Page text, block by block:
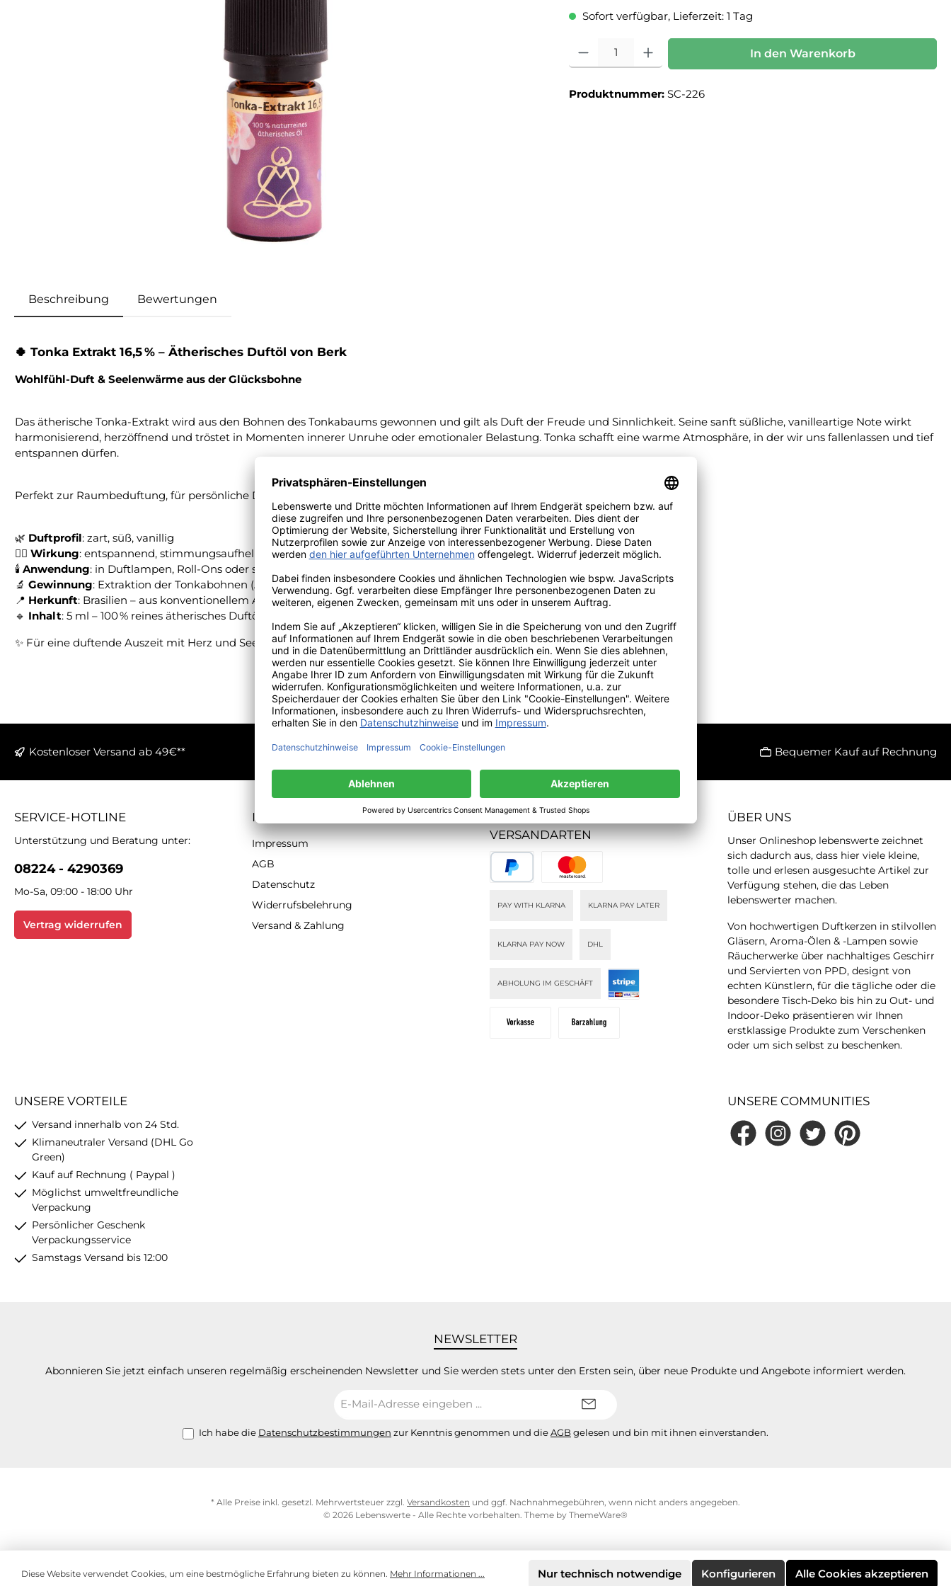
Sofort verfügbar, Lieferzeit: 1 Tag
Produkt Anzahl: Gib den gewünschten Wert ein oder benutze die Schaltflächen um die
In den Warenkorb
Produktnummer: SC-226
Beschreibung Bewertungen
🍀 Tonka Extrakt 16,5 % – Ätherisches Duftöl von Berk
Wohlfühl-Duft & Seelenwärme aus der Glücksbohne
Das ätherische Tonka-Extrakt wird aus den Bohnen des Tonkabaums gewonnen und gilt als Duft der Freude und Sinnlichkeit. Seine sanft süßliche, vanilleartige Note wirkt
harmonisierend, herzöffnend und tröstet in Momenten innerer Unruhe oder emotionaler Belastung. Tonka schafft eine warme Atmosphäre, in der wir uns fallenlassen und tief
entspannen dürfen.
Perfekt zur Raumbeduftung, für persönliche Duftmischungen oder als Begleiter für liebevolle Rituale.
🌿 Duftprofil: zart, süß, vanillig
🧘‍♀️ Wirkung: entspannend, stimmungsaufhellend, sinnlich
🕯️ Anwendung: in Duftlampen, Roll-Ons oder sinnlichen Öl-Kompositionen
🔬 Gewinnung: Extraktion der Tonkabohnen (Absolue)
📍 Herkunft: Brasilien – aus konventionellem Anbau
🔹 Inhalt: 5 ml – 100 % reines ätherisches Duftöl in Berk-Qualität
✨ Für eine duftende Auszeit mit Herz und Seele.
Kostenloser Versand ab 49€** Versand innerhalb von 24h Bequemer Kauf auf Rechnung
SERVICE-HOTLINE
Unterstützung und Beratung unter:
08224 - 4290369
Mo-Sa, 09:00 - 18:00 Uhr
Vertrag widerrufen
INFORMATIONEN
Impressum
AGB
Datenschutz
Widerrufsbelehrung
Versand & Zahlung
ZAHLUNGS- UND
VERSANDARTEN
PAY WITH KLARNA KLARNA PAY LATER
KLARNA PAY NOW DHL
ABHOLUNG IM GESCHÄFT
ÜBER UNS
Unser Onlineshop lebenswerte zeichnet
sich dadurch aus, dass hier viele kleine,
tolle und erlesen ausgesuchte Artikel zur
Verfügung stehen, die das Leben
lebenswerter machen.
Von hochwertigen Duftkerzen in stilvollen
Gläsern, Aroma-Ölen & -Lampen sowie
Räucherwerke über nachhaltiges Geschirr
und Servierten von PPD, designt von
echten Künstlern, für die tägliche oder die
besondere Tisch-Deko bis hin zu Out- und
Indoor-Deko präsentieren wir Ihnen
erstklassige Produkte zum Verschenken
oder um sich selbst zu beschenken.
UNSERE VORTEILE
Versand innerhalb von 24 Std.
Klimaneutraler Versand (DHL Go
Green)
Kauf auf Rechnung ( Paypal )
Möglichst umweltfreundliche
Verpackung
Persönlicher Geschenk
Verpackungsservice
Samstags Versand bis 12:00
UNSERE COMMUNITIES
FacebookInstagramTwitter Pinterest
NEWSLETTER
Abonnieren Sie jetzt einfach unseren regelmäßig erscheinenden Newsletter und Sie werden stets unter den Ersten sein, über neue Produkte und Angebote informiert werden.
Mail-
Ich habe die Datenschutzbestimmungen zur Kenntnis genommen und dieAGBgelesen und bin mit ihnen einverstanden.
* Alle Preise inkl. gesetzl. Mehrwertsteuer zzgl. Versandkosten und ggf. Nachnahmegebühren, wenn nicht anders angegeben.
© 2026 Lebenswerte - Alle Rechte vorbehalten. Theme by ThemeWare®
Diese Website verwendet Cookies, um eine bestmögliche Erfahrung bieten zu können. Mehr Informationen ... Nur technisch notwendige Konfigurieren Alle Cookies akzeptieren